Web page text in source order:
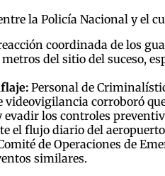
la Policía Nacional y el
coordinada de los
del sitio del suceso,
Personal de
videovigilancia corroboró
los controles
el flujo diario del
de Operaciones de
similares.